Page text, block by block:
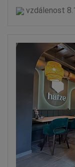
vzdálenost